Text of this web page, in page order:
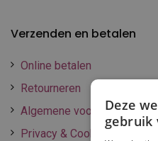
Verzenden en betalen
Online betalen
Retourneren
Algemene voorwaarden
Privacy & Cookie policy
Deze
gebruik